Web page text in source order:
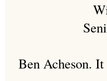
Ben Acheson.